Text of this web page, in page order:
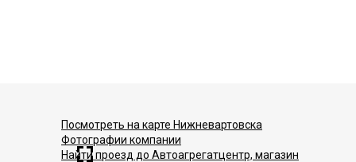
Посмотреть на карте Нижневартовска
Фотографии компании
Найти проезд до Автоагрегатцентр, магазин